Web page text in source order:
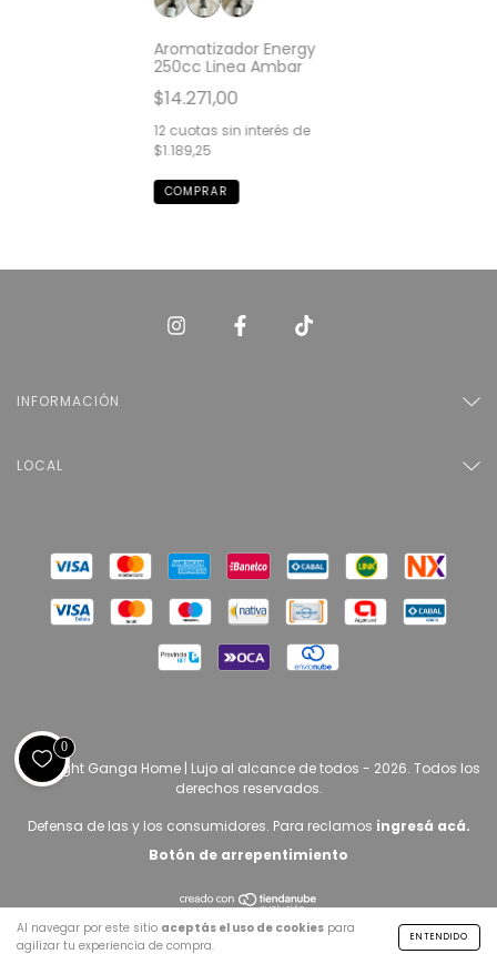
Al navegar por este sitio aceptás el uso de cookies para
agilizar tu experiencia de compra.
ENTENDIDO
Aromatizador Energy
250cc Linea Ambar
$14.271,00
12 cuotas sin interés de
$1.189,25
INFORMACIÓN
LOCAL
Copyright Ganga Home | Lujo al alcance de todos - 2026. Todos los
derechos reservados.
Defensa de las y los consumidores. Para reclamos ingresá acá.
Botón de arrepentimiento
0